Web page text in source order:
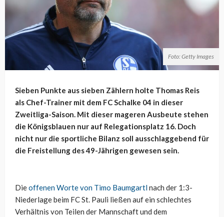
Foto: Getty Images
Sieben Punkte aus sieben Zählern holte Thomas Reis
als Chef-Trainer mit dem FC Schalke 04 in dieser
Zweitliga-Saison. Mit dieser mageren Ausbeute stehen
die Königsblauen nur auf Relegationsplatz 16. Doch
nicht nur die sportliche Bilanz soll ausschlaggebend für
die Freistellung des 49-Jährigen gewesen sein.
Dieoffenen Worte von Timo Baumgartlnach der 1:3-
Niederlage beim FC St. Pauli ließen auf ein schlechtes
Verhältnis von Teilen der Mannschaft und dem